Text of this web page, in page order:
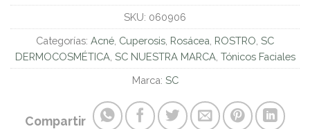
SKU: 060906
Categorías: Acné Cuperosis Rosácea ROSTRO SC
DERMOCOSMÉTICA, SC NUESTRA MARCA, Tónicos Faciales
Marca: SC
Compartir